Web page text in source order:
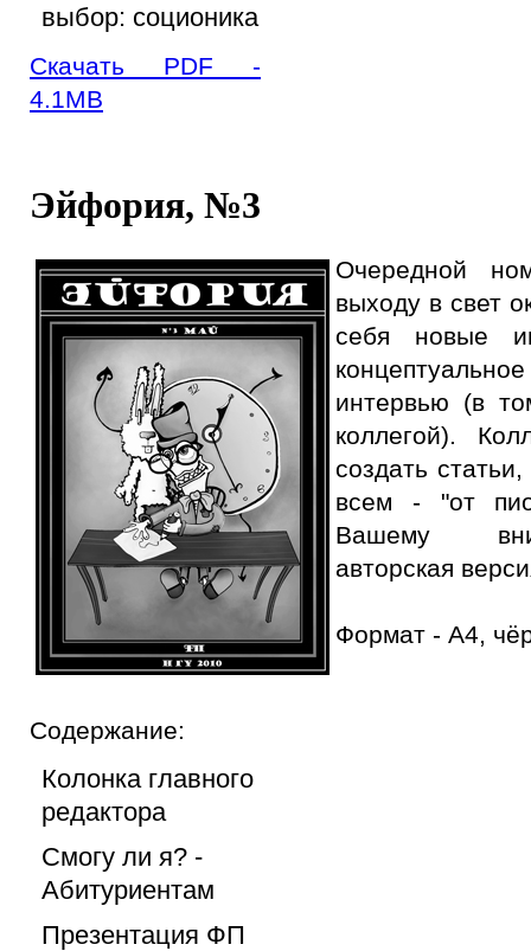
выбор: соционика
Скачать PDF -
4.1MB
Эйфория, №3
Очередной
выходу в свет
себя новые
интервью (в
коллегой).
создать
всем - "от
Вашему
авторская
Формат - А4,
Содержание:
Колонка главного
редактора
Смогу ли я? -
Абитуриентам
Презентация ФП